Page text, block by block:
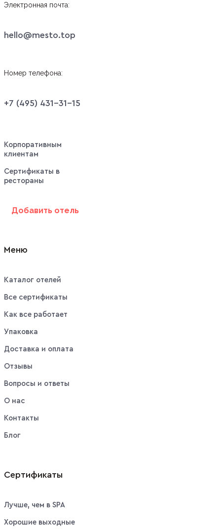
Электронная почта:
hello@mesto.top
Номер телефона:
+7 (495) 431-31-15
Корпоративным
клиентам
Сертификаты в
рестораны
Добавить отель
Меню
Каталог отелей
Все сертификаты
Как все работает
Упаковка
Доставка и оплата
Отзывы
Вопросы и ответы
О нас
Контакты
Блог
Сертификаты
Лучше, чем в SPA
Хорошие выходные